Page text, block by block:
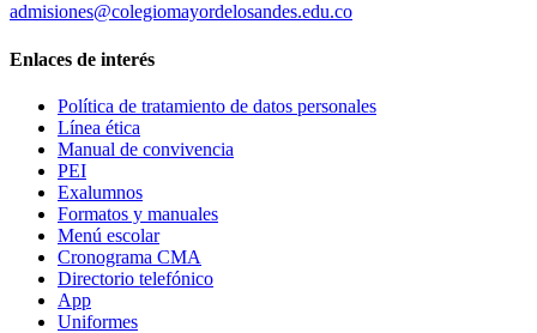
admisiones@colegiomayordelosandes.edu.co
Enlaces de interés
Política de tratamiento de datos personales
Línea ética
Manual de convivencia
PEI
Exalumnos
Formatos y manuales
Menú escolar
Cronograma CMA
Directorio telefónico
App
Uniformes